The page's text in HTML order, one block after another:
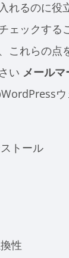
れるのに役
ェックする
これらの点
い メール
トール
性